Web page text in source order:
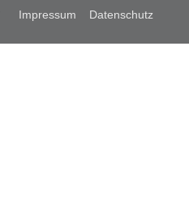
Impressum Datenschutz